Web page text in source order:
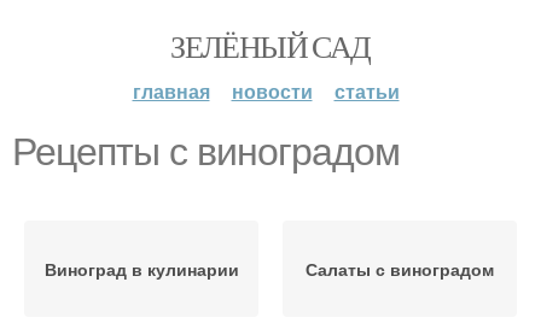
ЗЕЛЁНЫЙ САД
главная новости статьи
Рецепты с виноградом
Виноград в кулинарии Салаты с виноградом